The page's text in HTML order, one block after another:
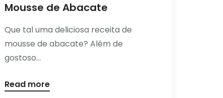
Mousse de Abacate
Que tal uma deliciosa receita de
mousse de abacate? Além de
gostoso...
Read more